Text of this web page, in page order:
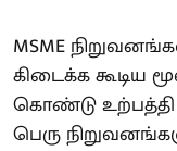
MSME
கிடைக்க கூடிய
கொண்டு உற்பத்தி
பெரு